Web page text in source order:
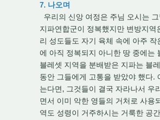
7. 나오며
우리의 신앙 여정은 주님 오시는
지파연합군이 정복했지만 변방지
리 성도들도 자기 육체 속에 아주
에 아직 정복되지 아니한 땅 중에는
블레셋 지역을 분배받은 지파는 블
동안 그들에게 고통을 받았야 했다.
는다면, 그것들이 결국 자라나서 우
면서 이미 악한 영들의 거처로 사용
역도 성령이 거주하시는 거룩한 공